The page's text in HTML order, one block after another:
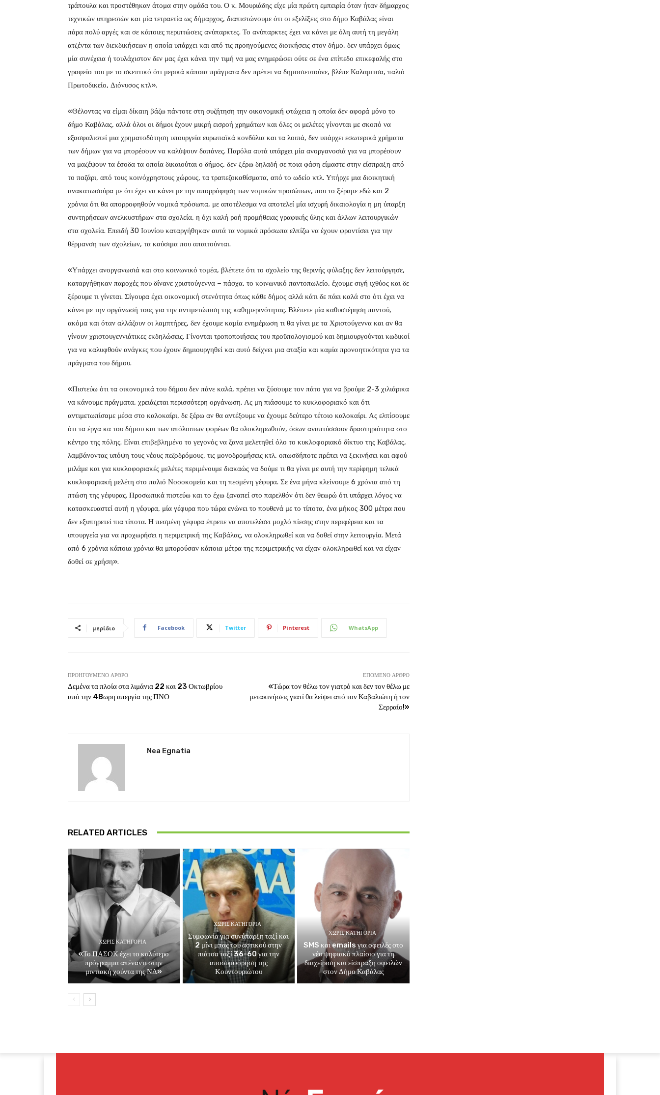
τράπουλα και προστέθηκαν άτομα στην ομάδα του. Ο κ. Μουριάδης είχε μία πρώτη εμπειρία όταν ήταν δήμαρχος
τεχνικών υπηρεσιών και μία τετραετία ως δήμαρχος, διαπιστώνουμε ότι οι εξελίξεις στο δήμο Καβάλας είναι
πάρα πολύ αργές και σε κάποιες περιπτώσεις ανύπαρκτες. Το ανύπαρκτες έχει να κάνει με όλη αυτή τη μεγάλη
ατζέντα των διεκδικήσεων η οποία υπάρχει και από τις προηγούμενες διοικήσεις στον δήμο, δεν υπάρχει όμως
μία συνέχεια ή τουλάχιστον δεν μας έχει κάνει την τιμή να μας ενημερώσει ούτε σε ένα επίπεδο επικεφαλής στο
γραφείο του με το σκεπτικό ότι μερικά κάποια πράγματα δεν πρέπει να δημοσιευτούνε, βλέπε Καλαμιτσα, παλιό
Πρωτοδικείο, Διόνυσος κτλ».
«Θέλοντας να είμαι δίκαιη βάζω πάντοτε στη συζήτηση την οικονομική φτώχεια η οποία δεν αφορά μόνο το
δήμο Καβάλας, αλλά όλοι οι δήμοι έχουν μικρή εισροή χρημάτων και όλες οι μελέτες γίνονται με σκοπό να
εξασφαλιστεί μια χρηματοδότηση υπουργεία ευρωπαϊκά κονδύλια και τα λοιπά, δεν υπάρχει εσωτερικά χρήματα
των δήμων για να μπορέσουν να καλύψουν δαπάνες. Παρόλα αυτά υπάρχει μία ανοργανοσιά για να μπορέσουν
να μαζέψουν τα έσοδα τα οποία δικαιούται ο δήμος, δεν ξέρω δηλαδή σε ποια φάση είμαστε στην είσπραξη από
το παζάρι, από τους κοινόχρηστους χώρους, τα τραπεζοκαθίσματα, από το ωδείο κτλ. Υπήρχε μια διοικητική
ανακατωσούρα με ότι έχει να κάνει με την απορρόφηση των νομικών προσώπων, που το ξέραμε εδώ και 2
χρόνια ότι θα απορροφηθούν νομικά πρόσωπα, με αποτέλεσμα να αποτελεί μία ισχυρή δικαιολογία η μη ύπαρξη
συντηρήσεων ανελκυστήρων στα σχολεία, η όχι καλή ροή προμήθειας γραφικής ύλης και άλλων λειτουργικών
στα σχολεία. Επειδή 30 Ιουνίου καταργήθηκαν αυτά τα νομικά πρόσωπα ελπίζω να έχουν φροντίσει για την
θέρμανση των σχολείων, τα καύσιμα που απαιτούνται.
«Υπάρχει ανοργανωσιά και στο κοινωνικό τομέα, βλέπετε ότι το σχολείο της θερινής φύλαξης δεν λειτούργησε,
καταργήθηκαν παροχές που δίνανε χριστούγεννα – πάσχα, το κοινωνικό παντοπωλείο, έχουμε σιγή ιχθύος και δε
ξέρουμε τι γίνεται. Σίγουρα έχει οικονομική στενότητα όπως κάθε δήμος αλλά κάτι δε πάει καλά στο ότι έχει να
κάνει με την οργάνωσή τους για την αντιμετώπιση της καθημερινότητας. Βλέπετε μία καθυστέρηση παντού,
ακόμα και όταν αλλάζουν οι λαμπτήρες, δεν έχουμε καμία ενημέρωση τι θα γίνει με τα Χριστούγεννα και αν θα
γίνουν χριστουγεννιάτικες εκδηλώσεις. Γίνονται τροποποιήσεις του προϋπολογισμού και δημιουργούνται κωδικοί
για να καλυφθούν ανάγκες που έχουν δημιουργηθεί και αυτό δείχνει μια αταξία και καμία προνοητικότητα για τα
πράγματα του δήμου.
«Πιστεύω ότι τα οικονομικά του δήμου δεν πάνε καλά, πρέπει να ξύσουμε τον πάτο για να βρούμε 2-3 χιλιάρικα
να κάνουμε πράγματα, χρειάζεται περισσότερη οργάνωση. Ας μη πιάσουμε το κυκλοφοριακό και ότι
αντιμετωπίσαμε μέσα στο καλοκαίρι, δε ξέρω αν θα αντέξουμε να έχουμε δεύτερο τέτοιο καλοκαίρι. Ας ελπίσουμε
ότι τα έργα κα του δήμου και των υπόλοιπων φορέων θα ολοκληρωθούν, όσων αναπτύσσουν δραστηριότητα στο
κέντρο της πόλης. Είναι επιβεβλημένο το γεγονός να ξανα μελετηθεί όλο το κυκλοφοριακό δίκτυο της Καβάλας,
λαμβάνοντας υπόψη τους νέους πεζοδρόμους, τις μονοδρομήσεις κτλ, οπωσδήποτε πρέπει να ξεκινήσει και αφού
μιλάμε και για κυκλοφοριακές μελέτες περιμένουμε διακαώς να δούμε τι θα γίνει με αυτή την περίφημη τελικά
κυκλοφοριακή μελέτη στο παλιό Νοσοκομείο και τη πεσμένη γέφυρα. Σε ένα μήνα κλείνουμε 6 χρόνια από τη
πτώση της γέφυρας. Προσωπικά πιστεύω και το έχω ξαναπεί στο παρελθόν ότι δεν θεωρώ ότι υπάρχει λόγος να
κατασκευαστεί αυτή η γέφυρα, μία γέφυρα που τώρα ενώνει το πουθενά με το τίποτα, ένα μήκος 300 μέτρα που
δεν εξυπηρετεί πια τίποτα. Η πεσμένη γέφυρα έπρεπε να αποτελέσει μοχλό πίεσης στην περιφέρεια και τα
υπουργεία για να προχωρήσει η περιμετρική της Καβάλας, να ολοκληρωθεί και να δοθεί στην λειτουργία. Μετά
από 6 χρόνια κάποια χρόνια θα μπορούσαν κάποια μέτρα της περιμετρικής να είχαν ολοκληρωθεί και να είχαν
δοθεί σε χρήση».
μερίδιο Facebook Twitter Pinterest WhatsApp
ΠΡΟΗΓΟΎΜΕΝΟ ΆΡΘΡΟ
Δεμένα τα πλοία στα λιμάνια 22 και 23 Οκτωβρίου
από την 48ωρη απεργία της ΠΝΟ
ΕΠΌΜΕΝΟ ΆΡΘΡΟ
«Τώρα τον θέλω τον γιατρό και δεν τον θέλω με
μετακινήσεις γιατί θα λείψει από τον Καβαλιώτη ή τον
Σερραίο!»
Nea Egnatia
RELATED ARTICLES
ΧΩΡΊΣ ΚΑΤΗΓΟΡΊΑ
«Το ΠΑΣΟΚ έχει το καλύτερο
πρόγραμμα απέναντι στην
μιντιακή χούντα της ΝΔ»
ΧΩΡΊΣ ΚΑΤΗΓΟΡΊΑ
Συμφωνία για συνύπαρξη ταξί και
2 μίνι μπας του αστικού στην
πιάτσα ταξί 36-60 για την
αποσυμφόρηση της
Κουντουριώτου
ΧΩΡΊΣ ΚΑΤΗΓΟΡΊΑ
SMS και emails για οφειλές στο
νέο ψηφιακό πλαίσιο για τη
διαχείριση και είσπραξη οφειλών
στον Δήμο Καβάλας